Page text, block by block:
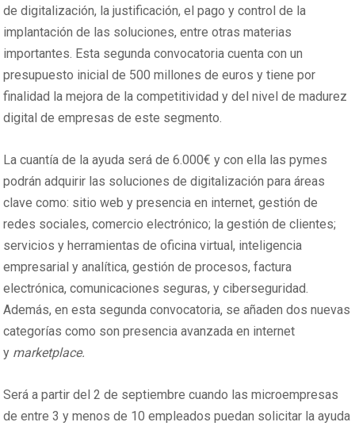
de digitalización, la justificación, el pago y control de la
implantación de las soluciones, entre otras materias
importantes. Esta segunda convocatoria cuenta con un
presupuesto inicial de 500 millones de euros y tiene por
finalidad la mejora de la competitividad y del nivel de madurez
digital de empresas de este segmento.
La cuantía de la ayuda será de 6.000€ y con ella las pymes
podrán adquirir las soluciones de digitalización para áreas
clave como: sitio web y presencia en internet, gestión de
redes sociales, comercio electrónico; la gestión de clientes;
servicios y herramientas de oficina virtual, inteligencia
empresarial y analítica, gestión de procesos, factura
electrónica, comunicaciones seguras, y ciberseguridad.
Además, en esta segunda convocatoria, se añaden dos nuevas
categorías como son presencia avanzada en internet
y marketplace.
Será a partir del 2 de septiembre cuando las microempresas
de entre 3 y menos de 10 empleados puedan solicitar la ayuda